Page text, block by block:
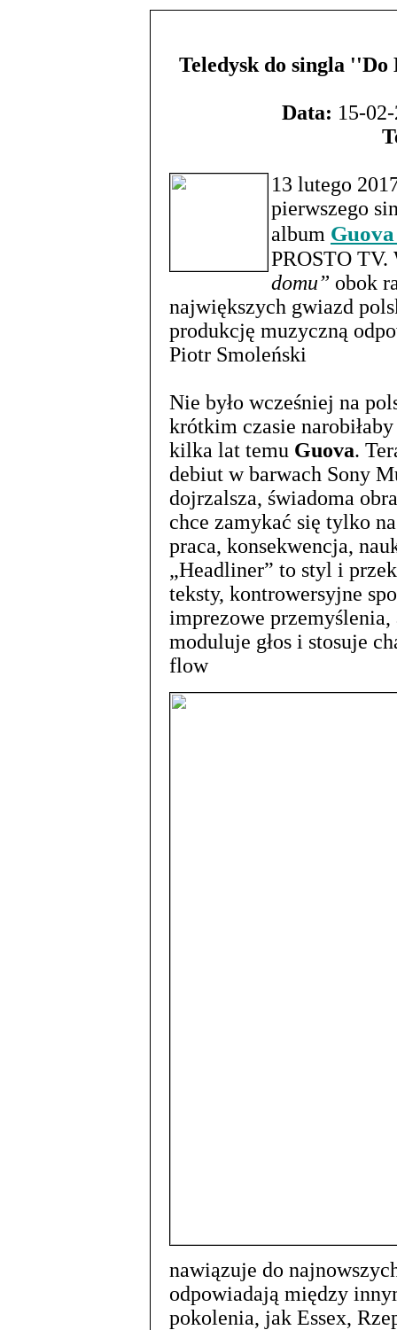
Teledysk do singla ''Do
Data: 15-
13 lutego
pierwszego
album Guova
PROSTO
domu” obok
największych gwiazd
produkcję muzyczną
Piotr Smoleński
Nie było wcześniej na
krótkim czasie
kilka lat temu Guova.
debiut w barwach Sony
dojrzalsza, świadoma
chce zamykać się tylko
praca, konsekwencja,
„Headliner” to styl i
teksty, kontrowersyjne
imprezowe
moduluje głos i stosuje
flow
nawiązuje do
odpowiadają między
pokolenia, jak Essex,